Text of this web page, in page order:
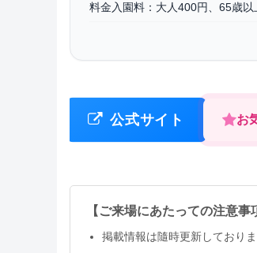
料金入園料：大人400円、65歳
公式サイト お
【ご来場にあたっての注意事
掲載情報は隨時更新しており